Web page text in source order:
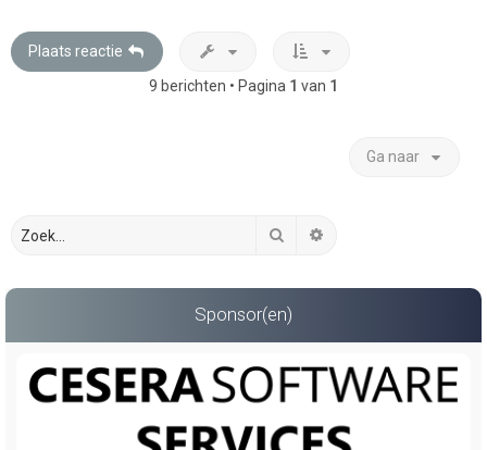
Plaats reactie
9 berichten • Pagina 1 van 1
Ga naar
Zoek
Sponsor(en)